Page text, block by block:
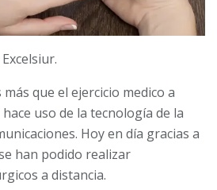
que el ejercicio medico a
uso de la tecnología de la
Hoy en día gracias a
han podido realizar
a distancia.